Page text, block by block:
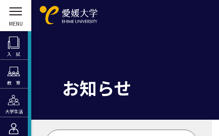
入 試
教 育
大学生活
お知らせ